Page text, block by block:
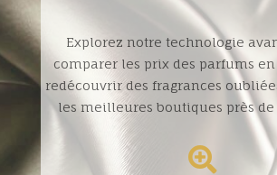
Explorez notre technologie
comparer les prix des parfums en
redécouvrir des fragrances
les meilleures boutiques près de
